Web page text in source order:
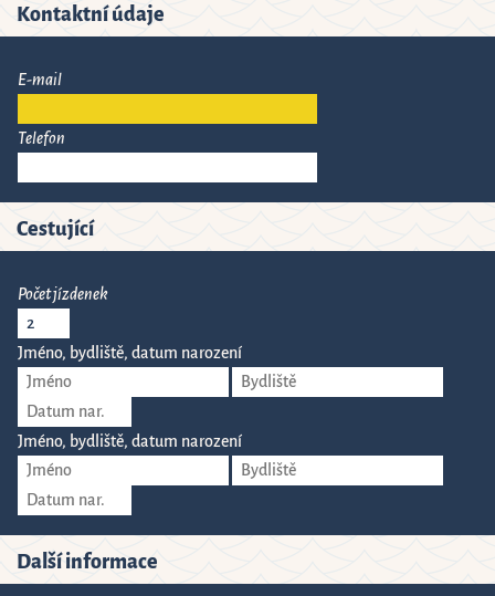
Kontaktní údaje
E-mail
Telefon
Cestující
Počet jízdenek
Jméno, bydliště, datum narození
Jméno, bydliště, datum narození
Další informace